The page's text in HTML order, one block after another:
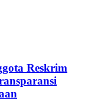
Reskrim